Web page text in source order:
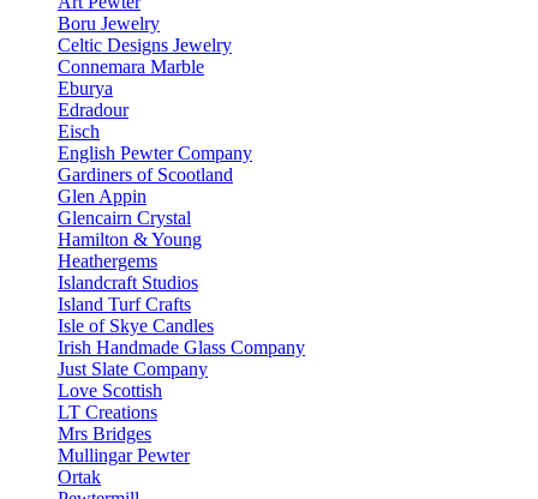
Boru Jewelry
Celtic Designs Jewelry
Connemara Marble
Eburya
Edradour
Eisch
English Pewter Company
Gardiners of Scootland
Glen Appin
Glencairn Crystal
Hamilton & Young
Heathergems
Islandcraft Studios
Island Turf Crafts
Isle of Skye Candles
Irish Handmade Glass Company
Just Slate Company
Love Scottish
LT Creations
Mrs Bridges
Mullingar Pewter
Ortak